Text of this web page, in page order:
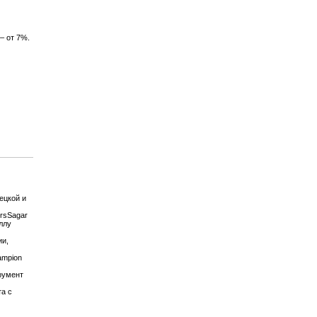
от 7%.
и
с